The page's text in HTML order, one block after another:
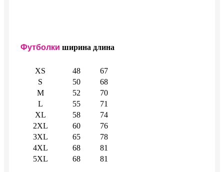
Футболки ширина длина
XS 48
67
S
50
68
M
52
70
L
55
71
XL
58
74
2XL
60
76
3XL
65
78
4XL
68
81
5XL
68 81